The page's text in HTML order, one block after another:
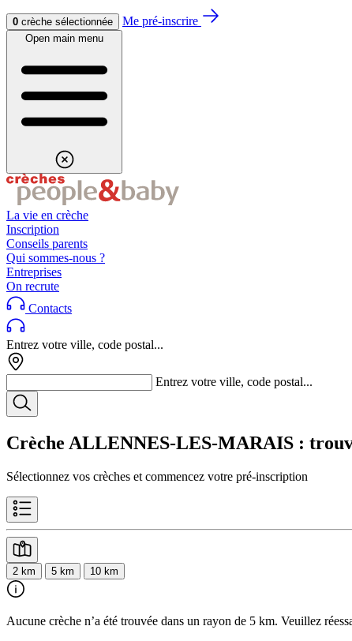
Aller au contenuAller au footer
0 crèche sélectionnée Me pré-inscrire
Open main menu
La vie en crèche
Inscription
Conseils parents
Qui sommes-nous ?
Entreprises
On recrute
Contacts
Entrez votre ville, code postal...
Entrez votre ville, code postal...
Crèche ALLENNES-LES-MARAIS :
Sélectionnez vos crèches et commencez votre pré-inscription
2 km 5 km 10 km
Aucune crèche n’a été trouvée dans un rayon de 5 km. Veuillez